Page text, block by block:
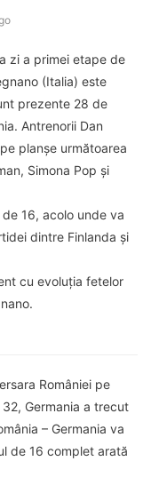
zi a primei etape de
(Italia) este
prezente 28 de
Antrenorii Dan
planșe următoarea
Simona Pop și
16, acolo unde va
dintre Finlanda și
cu evoluția fetelor
României pe
Germania a trecut
– Germania va
de 16 complet arată